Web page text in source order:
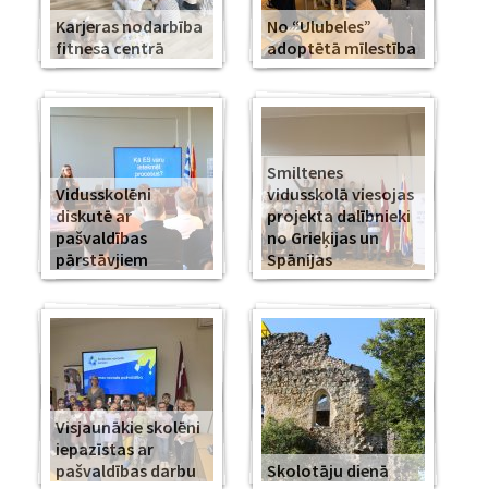
Karjeras nodarbība
fitnesa centrā
No “Ulubeles”
adoptētā mīlestība
Vidusskolēni
diskutē ar
pašvaldības
pārstāvjiem
Smiltenes
vidusskolā viesojas
projekta dalībnieki
no Grieķijas un
Spānijas
Visjaunākie skolēni
iepazīstas ar
pašvaldības darbu
Skolotāju dienā